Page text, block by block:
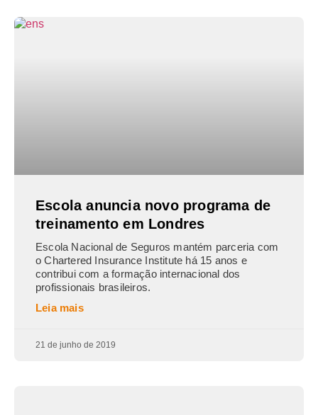
Escola anuncia novo programa de
treinamento em Londres
Escola Nacional de Seguros mantém parceria com
o Chartered Insurance Institute há 15 anos e
contribui com a formação internacional dos
profissionais brasileiros.
Leia mais
21 de junho de 2019